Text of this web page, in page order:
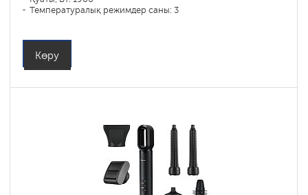
Температуралық режимдер саны: 3
Көру